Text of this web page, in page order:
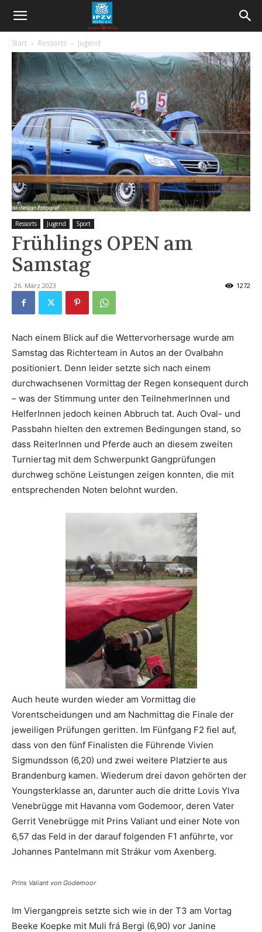
Start Ressorts Jugend
Ressorts Jugend Sport
Frühlings OPEN am
Samstag
26. März 2023 1272
Nach einem Blick auf die Wettervorhersage wurde am
Samstag das Richterteam in Autos an der Ovalbahn
positioniert. Denn leider setzte sich nach einem
durchwachsenen Vormittag der Regen konsequent durch
– was der Stimmung unter den TeilnehmerInnen und
HelferInnen jedoch keinen Abbruch tat. Auch Oval- und
Passbahn hielten den extremen Bedingungen stand, so
dass ReiterInnen und Pferde auch an diesem zweiten
Turniertag mit dem Schwerpunkt Gangprüfungen
durchweg schöne Leistungen zeigen konnten, die mit
entsprechenden Noten belohnt wurden.
Auch heute wurden wieder am Vormittag die
Vorentscheidungen und am Nachmittag die Finale der
jeweiligen Prüfungen geritten. Im Fünfgang F2 fiel auf,
dass von den fünf Finalisten die Führende Vivien
Sigmundsson (6,20) und zwei weitere Platzierte aus
Brandenburg kamen. Wiederum drei davon gehörten der
Youngsterklasse an, darunter auch die dritte Lovis Ylva
Venebrügge mit Havanna vom Godemoor, deren Vater
Gerrit Venebrügge mit Prins Valiant und einer Note von
6,57 das Feld in der darauf folgenden F1 anführte, vor
Johannes Pantelmann mit Strákur vom Axenberg.
Prins Valiant von Godemoor
Im Viergangpreis setzte sich wie in der T3 am Vortag
Beeke Koepke mit Muli frá Bergi (6,90) vor Janine